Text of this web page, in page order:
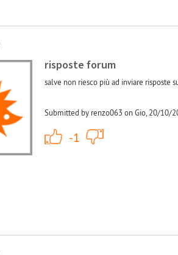
risposte forum
salve non riesco più ad inviare risposte
Submitted by renzo063 on Gio, 20/10/
-1